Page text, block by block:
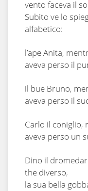
vento faceva il
Subito ve lo
alfabetico:
l’ape Anita,
aveva perso il
il bue Bruno,
aveva perso il
Carlo il coniglio,
aveva perso un
Dino il
the diverso,
la sua bella